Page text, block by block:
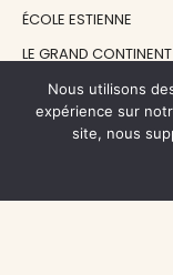
ÉCOLE ESTIENNE
LE GRAND CONTINENT
DIACRITIK
EN ATTENDANT
Nous utilisons
expérience sur
site, nous